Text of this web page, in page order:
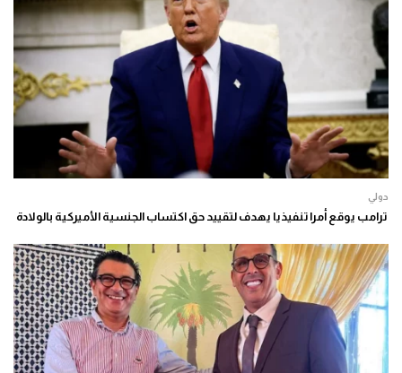
دولي
ترامب يوقع أمرا تنفيذيا يهدف لتقييد حق اكتساب الجنسية الأميركية بالولادة